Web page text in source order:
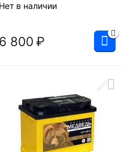
Нет в наличии
6 800 ₽